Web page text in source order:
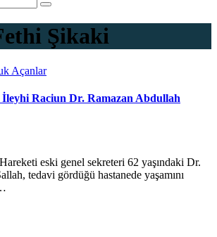
Şikaki
Açanlar
Raciun Dr. Ramazan Abdullah
eski genel sekreteri 62 yaşındaki Dr.
tedavi gördüğü hastanede yaşamını